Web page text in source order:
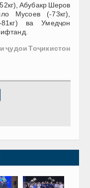
Абубакр Шеров
Мусоев (-73кг),
ва Умедҷон
ҷудои Тоҷикистон